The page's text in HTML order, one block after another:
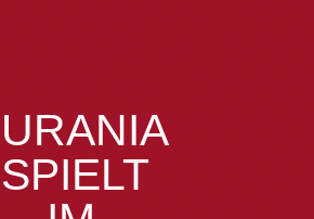
URANIA
SPIELT